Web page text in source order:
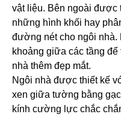
vật liệu. Bên ngoài được
những hình khối hay
đường nét cho ngôi nhà.
khoảng giữa các tầng để
nhà thêm đẹp mắt.
Ngôi nhà được thiết kế
xen giữa tường bằng
kính cường lực chắc